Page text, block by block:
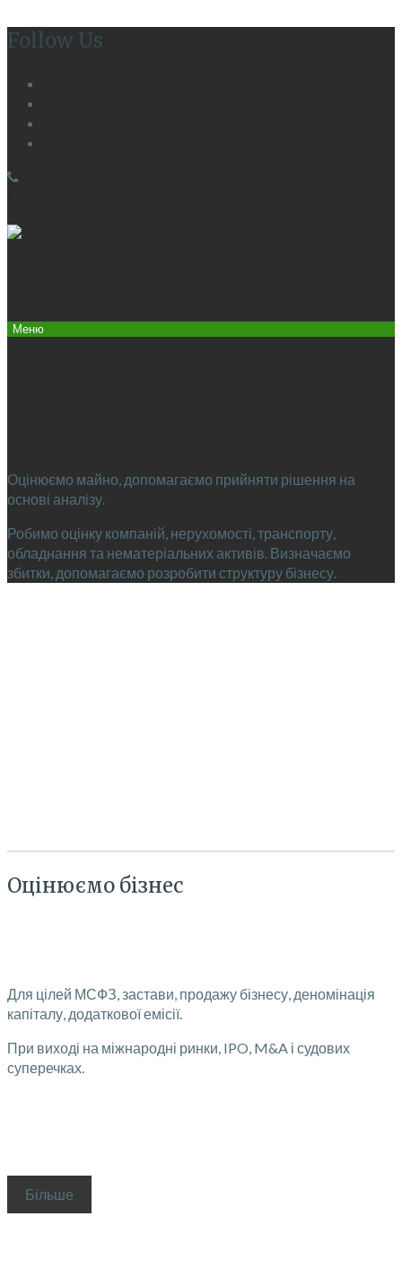
Follow Us
Меню
Оцінюємо майно, допомагаємо прийняти рішення на
основі аналізу.
Робимо оцінку компаній, нерухомості, транспорту,
обладнання та нематеріальних активів. Визначаємо
збитки, допомагаємо розробити структуру бізнесу.
Оцінюємо бізнес
Для цілей МСФЗ, застави, продажу бізнесу, деномінація
капіталу, додаткової емісії.
При виході на міжнародні ринки, IPO, M&A і судових
суперечках.
Більше